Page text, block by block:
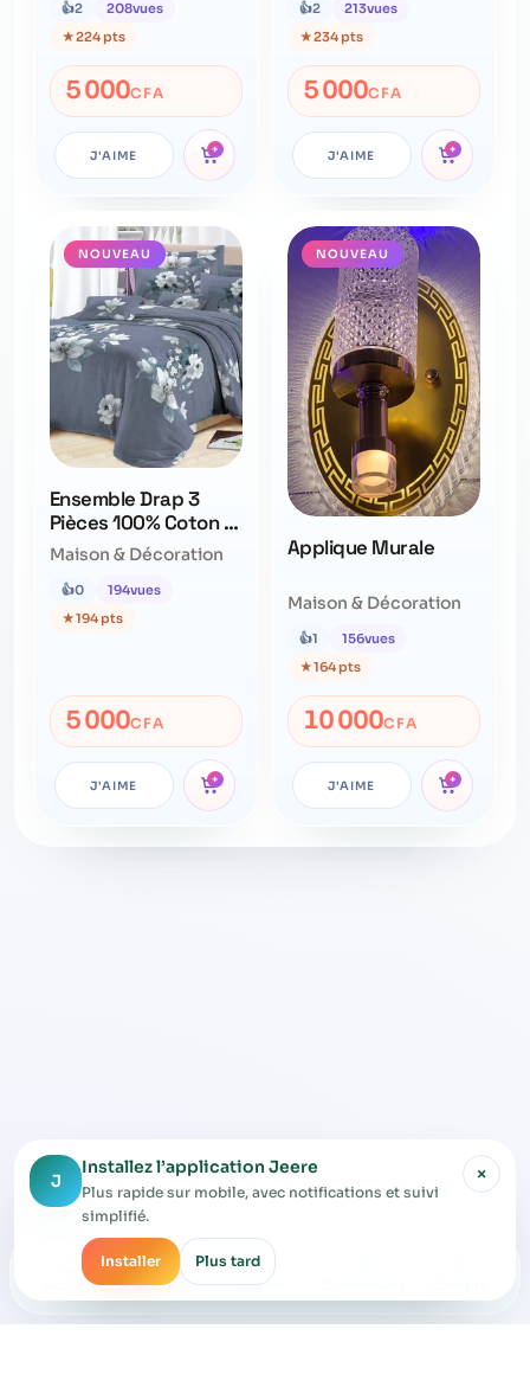
J
Installez l’application Jeere
Plus rapide sur mobile, avec notifications et suivi
simplifié.
Installer Plus tard
×
👍2 208vues
★224 pts
5 000CFA
J'AIME +
👍2 213vues
★234 pts
5 000CFA
J'AIME +
NOUVEAU
Ensemble Drap 3
Pièces 100% Coton –
Qualité Supérieure –
Ne Déteint Pas
Maison & Décoration
👍0 194vues
★194 pts
5 000CFA
J'AIME +
NOUVEAU
Applique Murale
Maison & Décoration
👍1 156vues
★164 pts
10 000CFA
J'AIME +
Accueil Boutique Panier